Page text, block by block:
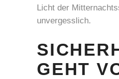
Licht der
unvergesslich.
GEHT